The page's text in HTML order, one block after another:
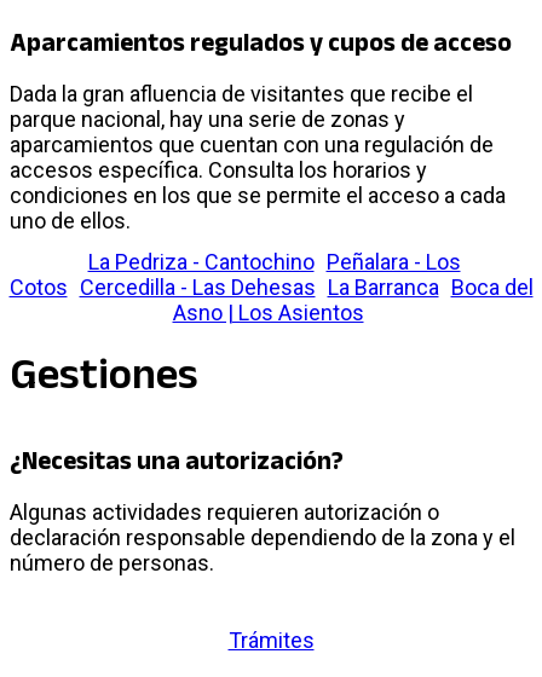
Aparcamientos regulados y cupos de acceso
Dada la gran afluencia de visitantes que recibe el
parque nacional, hay una serie de zonas y
aparcamientos que cuentan con una regulación de
accesos específica. Consulta los horarios y
condiciones en los que se permite el acceso a cada
uno de ellos.
La Pedriza - Cantochino Peñalara - Los
Cotos Cercedilla - Las Dehesas La Barranca Boca del
Asno | Los Asientos
Gestiones
¿Necesitas una autorización?
Algunas actividades requieren autorización o
declaración responsable dependiendo de la zona y el
número de personas.
Trámites